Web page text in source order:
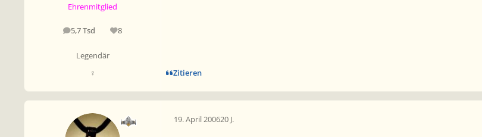
Ehrenmitglied
5,7 Tsd
Beiträge 8
Reputation
Legendär
♀
Zitieren
19. April 200620 J.